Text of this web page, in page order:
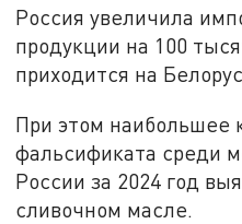
Россия увеличила
продукции на 100
приходится на
При этом наибольшее
фальсификата среди
России за 2024 год
сливочном масле.